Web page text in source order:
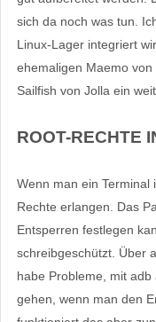
sich da noch was tun.
Linux-Lager integriert
ehemaligen Maemo
Sailfish von Jolla ein
ROOT-RECHTE
Wenn man ein Terminal
Rechte erlangen. Das
Entsperren festlegen
schreibgeschützt. Über
habe Probleme, mit
gehen, wenn man den